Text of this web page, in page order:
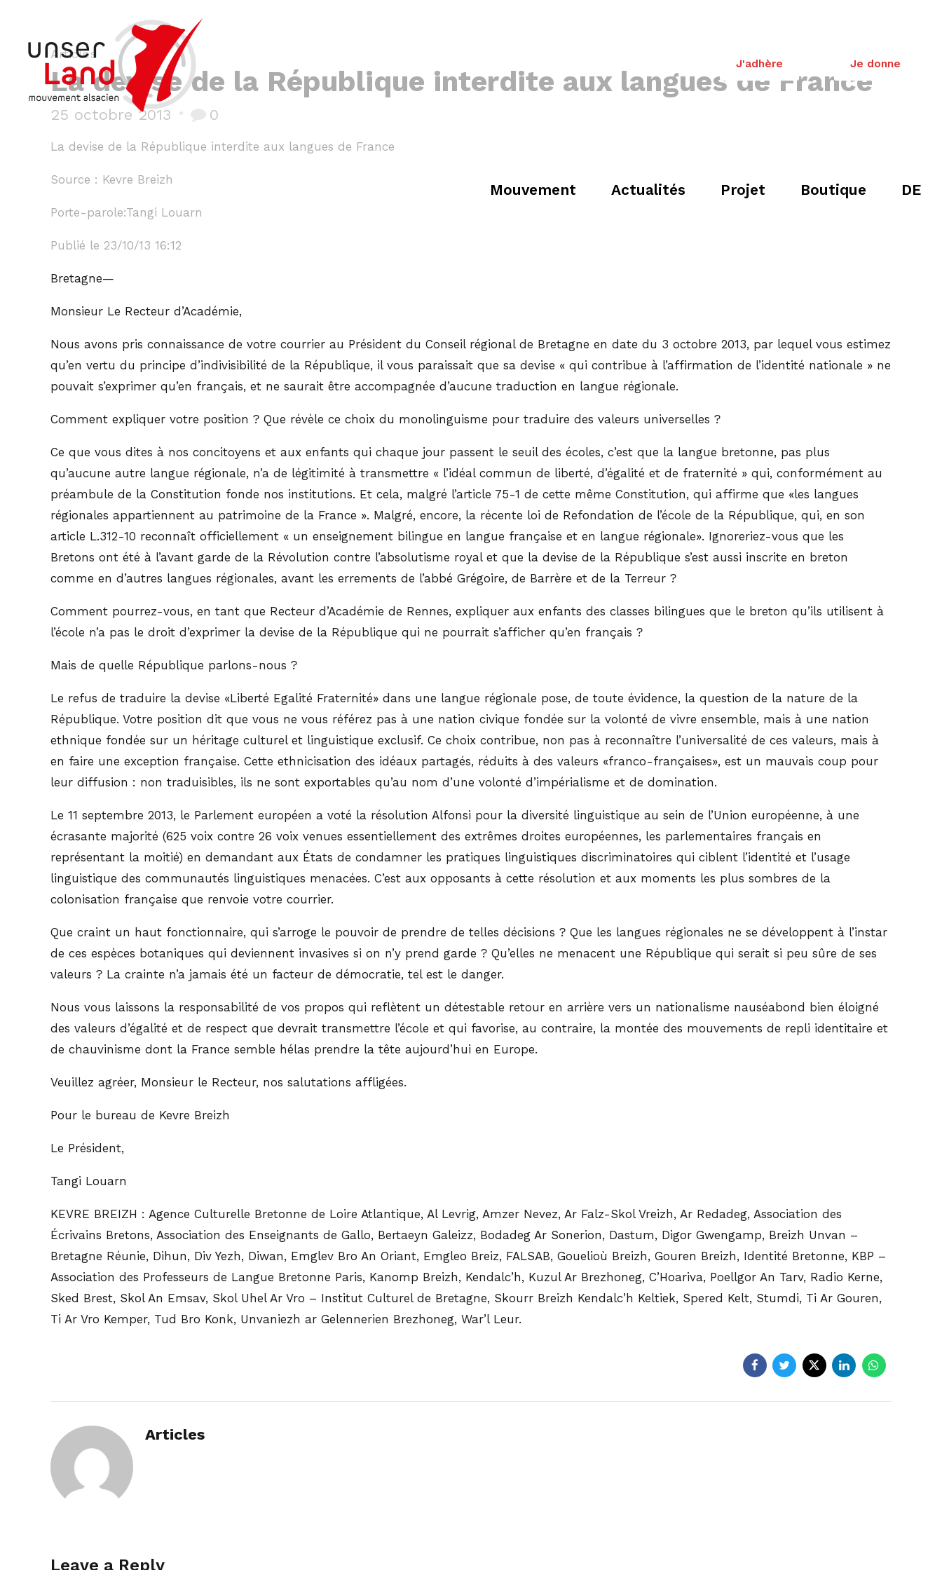
J'adhère Je donne
Mouvement Actualités Projet Boutique DE
Articles
La devise de la République interdite aux langues de France
25 octobre 2013 0
La devise de la République interdite aux langues de France
Source : Kevre Breizh
Porte-parole:Tangi Louarn
Publié le 23/10/13 16:12
Bretagne—
Monsieur Le Recteur d’Académie,
Nous avons pris connaissance de votre courrier au Président du Conseil régional de Bretagne en date du 3 octobre 2013, par lequel vous estimez
qu’en vertu du principe d’indivisibilité de la République, il vous paraissait que sa devise « qui contribue à l’affirmation de l’identité nationale » ne
pouvait s’exprimer qu’en français, et ne saurait être accompagnée d’aucune traduction en langue régionale.
Comment expliquer votre position ? Que révèle ce choix du monolinguisme pour traduire des valeurs universelles ?
Ce que vous dites à nos concitoyens et aux enfants qui chaque jour passent le seuil des écoles, c’est que la langue bretonne, pas plus
qu’aucune autre langue régionale, n’a de légitimité à transmettre « l’idéal commun de liberté, d’égalité et de fraternité » qui, conformément au
préambule de la Constitution fonde nos institutions. Et cela, malgré l’article 75-1 de cette même Constitution, qui affirme que «les langues
régionales appartiennent au patrimoine de la France ». Malgré, encore, la récente loi de Refondation de l’école de la République, qui, en son
article L.312-10 reconnaît officiellement « un enseignement bilingue en langue française et en langue régionale». Ignoreriez-vous que les
Bretons ont été à l’avant garde de la Révolution contre l’absolutisme royal et que la devise de la République s’est aussi inscrite en breton
comme en d’autres langues régionales, avant les errements de l’abbé Grégoire, de Barrère et de la Terreur ?
Comment pourrez-vous, en tant que Recteur d’Académie de Rennes, expliquer aux enfants des classes bilingues que le breton qu’ils utilisent à
l’école n’a pas le droit d’exprimer la devise de la République qui ne pourrait s’afficher qu’en français ?
Mais de quelle République parlons-nous ?
Le refus de traduire la devise «Liberté Egalité Fraternité» dans une langue régionale pose, de toute évidence, la question de la nature de la
République. Votre position dit que vous ne vous référez pas à une nation civique fondée sur la volonté de vivre ensemble, mais à une nation
ethnique fondée sur un héritage culturel et linguistique exclusif. Ce choix contribue, non pas à reconnaître l’universalité de ces valeurs, mais à
en faire une exception française. Cette ethnicisation des idéaux partagés, réduits à des valeurs «franco-françaises», est un mauvais coup pour
leur diffusion : non traduisibles, ils ne sont exportables qu’au nom d’une volonté d’impérialisme et de domination.
Le 11 septembre 2013, le Parlement européen a voté la résolution Alfonsi pour la diversité linguistique au sein de l’Union européenne, à une
écrasante majorité (625 voix contre 26 voix venues essentiellement des extrêmes droites européennes, les parlementaires français en
représentant la moitié) en demandant aux États de condamner les pratiques linguistiques discriminatoires qui ciblent l’identité et l’usage
linguistique des communautés linguistiques menacées. C’est aux opposants à cette résolution et aux moments les plus sombres de la
colonisation française que renvoie votre courrier.
Que craint un haut fonctionnaire, qui s’arroge le pouvoir de prendre de telles décisions ? Que les langues régionales ne se développent à l’instar
de ces espèces botaniques qui deviennent invasives si on n’y prend garde ? Qu’elles ne menacent une République qui serait si peu sûre de ses
valeurs ? La crainte n’a jamais été un facteur de démocratie, tel est le danger.
Nous vous laissons la responsabilité de vos propos qui reflètent un détestable retour en arrière vers un nationalisme nauséabond bien éloigné
des valeurs d’égalité et de respect que devrait transmettre l’école et qui favorise, au contraire, la montée des mouvements de repli identitaire et
de chauvinisme dont la France semble hélas prendre la tête aujourd’hui en Europe.
Veuillez agréer, Monsieur le Recteur, nos salutations affligées.
Pour le bureau de Kevre Breizh
Le Président,
Tangi Louarn
KEVRE BREIZH : Agence Culturelle Bretonne de Loire Atlantique, Al Levrig, Amzer Nevez, Ar Falz-Skol Vreizh, Ar Redadeg, Association des
Écrivains Bretons, Association des Enseignants de Gallo, Bertaeyn Galeizz, Bodadeg Ar Sonerion, Dastum, Digor Gwengamp, Breizh Unvan –
Bretagne Réunie, Dihun, Div Yezh, Diwan, Emglev Bro An Oriant, Emgleo Breiz, FALSAB, Gouelioù Breizh, Gouren Breizh, Identité Bretonne, KBP –
Association des Professeurs de Langue Bretonne Paris, Kanomp Breizh, Kendalc’h, Kuzul Ar Brezhoneg, C’Hoariva, Poellgor An Tarv, Radio Kerne,
Sked Brest, Skol An Emsav, Skol Uhel Ar Vro – Institut Culturel de Bretagne, Skourr Breizh Kendalc’h Keltiek, Spered Kelt, Stumdi, Ti Ar Gouren,
Ti Ar Vro Kemper, Tud Bro Konk, Unvaniezh ar Gelennerien Brezhoneg, War’l Leur.
Articles
Leave a Reply